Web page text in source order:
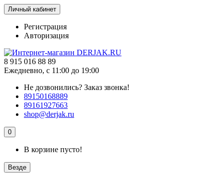
Личный кабинет
Регистрация
Авторизация
8 915 016 88 89
Ежедневно, с 11:00 до 19:00
Не дозвонились? Заказ звонка!
89150168889
89161927663
shop@derjak.ru
0
В корзине пусто!
Везде